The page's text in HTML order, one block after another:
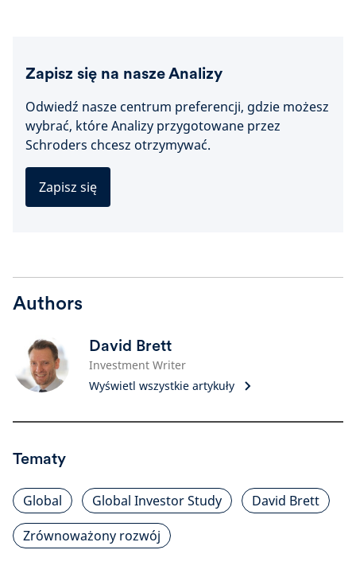
Zapisz się na nasze Analizy
Odwiedź nasze centrum preferencji, gdzie możesz
wybrać, które Analizy przygotowane przez
Schroders chcesz otrzymywać.
Zapisz się
Authors
David Brett
Investment Writer
Wyświetl wszystkie artykuły
Tematy
Global Global Investor Study
David Brett
Zrównoważony rozwój